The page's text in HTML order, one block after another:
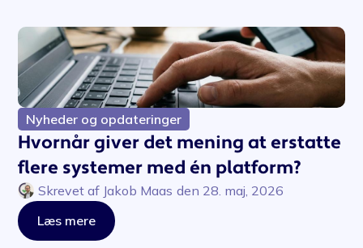
Nyheder og opdateringer
Hvornår giver det mening at erstatte
flere systemer med én platform?
Skrevet af Jakob Maas den 28. maj, 2026
Læs mere